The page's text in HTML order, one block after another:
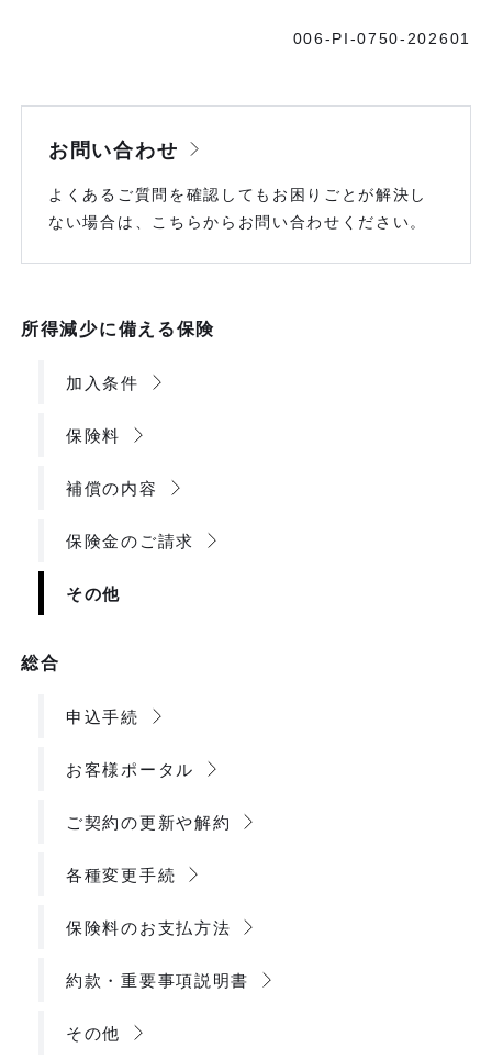
006-PI-0750-202601
お問い合わせ
よくあるご質問を確認してもお困りごとが解決し
ない場合は、こちらからお問い合わせください。
所得減少に備える保険
加入条件
保険料
補償の内容
保険金のご請求
その他
総合
申込手続
お客様ポータル
ご契約の更新や解約
各種変更手続
保険料のお支払方法
約款・重要事項説明書
その他